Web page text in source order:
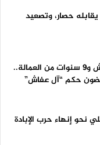
حصار، وتصعيد
بعد 33 عاماً من التهميش و9 سنوات من العمالة..
حكم “آل عفاش”
نحو إنهاء حرب الإبادة